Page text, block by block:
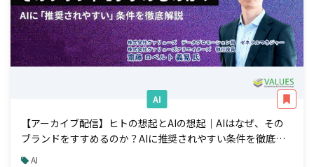
AI
【アーカイブ配信】ヒトの想起とAIの想起｜AIはなぜ、その
ブランドをすすめるのか？AIに推奨されやすい条件を徹底解
説 AI